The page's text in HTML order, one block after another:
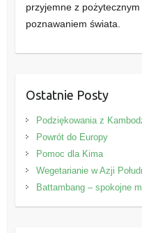
przyjemne z
poznawaniem świata.
Ostatnie Posty
Podziękowania z
Powrót do Europy
Pomoc dla Kima
Wegetarianie w Azji
Battambang – spokojne